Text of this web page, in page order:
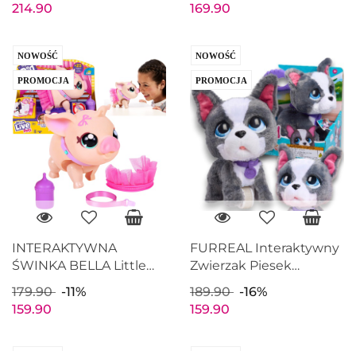
dźwięki
214.90
na smyczy
169.90
NOWOŚĆ
PROMOCJA
INTERAKTYWNA
ŚWINKA BELLA Little
smyczy
179.90
-11%
159.90
NOWOŚĆ
PROMOCJA
FURREAL Interaktywny
Zwierzak Piesek
Machający ogonek
189.90
-16%
159.90